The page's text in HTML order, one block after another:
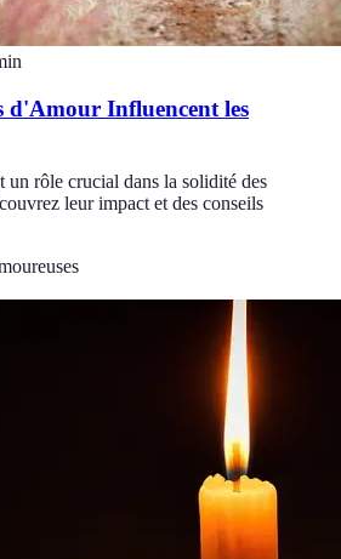
d'Amour Influencent les
un rôle crucial dans la solidité des
leur impact et des conseils